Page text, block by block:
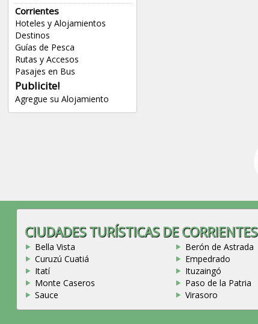
Corrientes
Hoteles y Alojamientos
Destinos
Guías de Pesca
Rutas y Accesos
Pasajes en Bus
Publicite!
Agregue su Alojamiento
CIUDADES TURÍSTICAS DE CORRIENTES
Bella Vista Berón de Astrada
Curuzú Cuatiá
Empedrado
Itatí
Ituzaingó
Monte Caseros
Paso de la Patria
Sauce
Virasoro